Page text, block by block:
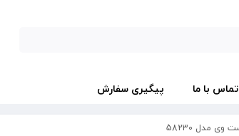
تماس با ما پیگیری سفارش
58230